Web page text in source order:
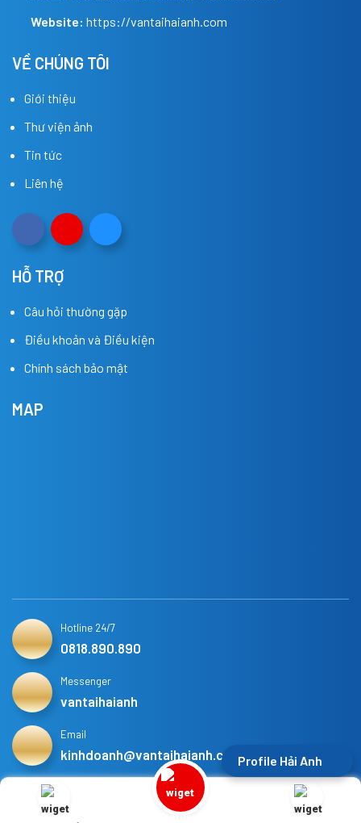
Profile Hải Anh
Website: https://vantaihaianh.com
VỀ CHÚNG TÔI
Giới thiệu
Thư viện ảnh
Tin tức
Liên hệ
HỖ TRỢ
Câu hỏi thường gặp
Điều khoản và Điều kiện
Chính sách bảo mật
MAP
Hotline 24/7
0818.890.890
Messenger
vantaihaianh
Email
kinhdoanh@vantaihaianh.com
BẢN QUYỀN THUỘC VỀ CÔNG TY TNHH DỊCH VỤ VẬN TẢI DU
LỊCH HẢI ANH. THIẾT KẾ WEBVINAWEB.VN